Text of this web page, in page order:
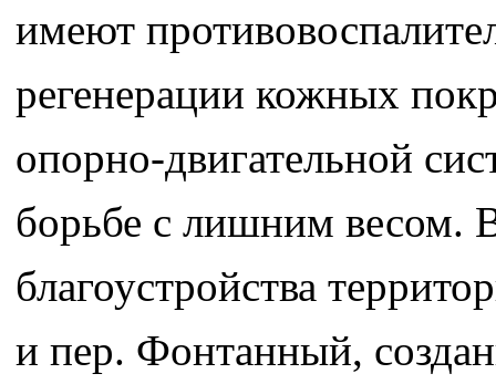
имеют
регенерации кожных
опорно-двигательной
борьбе с лишним весом.
благоустройства
и пер. Фонтанный,